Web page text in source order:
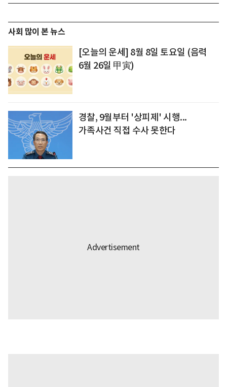
사회 많이 본 뉴스
[오늘의 운세] 8월 8일 토요일 (음력
6월 26일 甲寅)
경찰, 9월부터 '상피제' 시행...
가족사건 직접 수사 못한다